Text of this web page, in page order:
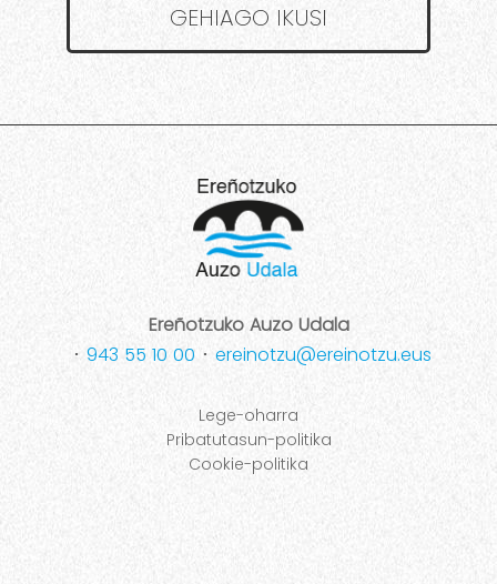
GEHIAGO IKUSI
Ereñotzuko Auzo Udala
･ 943 55 10 00･ ereinotzu@ereinotzu.eus
Lege-oharra
Pribatutasun-politika
Cookie-politika